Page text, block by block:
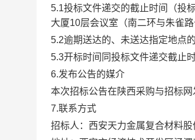
5.1投标文件递交的截止时间（投
大厦10层会议室（南二环与朱雀路
5.2逾期送达的、未送达指定地点
5.3开标时间同投标文件递交截止
6.发布公告的媒介
本次招标公告在陕西采购与招标网
7.联系方式
招标人：西安天力金属复合材料股